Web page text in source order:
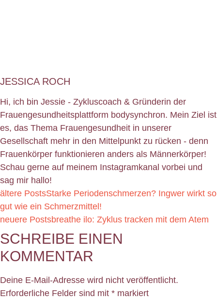
JESSICA ROCH
Hi, ich bin Jessie - Zykluscoach & Gründerin der
Frauengesundheitsplattform bodysynchron. Mein Ziel ist
es, das Thema Frauengesundheit in unserer
Gesellschaft mehr in den Mittelpunkt zu rücken - denn
Frauenkörper funktionieren anders als Männerkörper!
Schau gerne auf meinem Instagramkanal vorbei und
sag mir hallo!
ältere PostsStarke Periodenschmerzen? Ingwer wirkt so
gut wie ein Schmerzmittel!
neuere Postsbreathe ilo: Zyklus tracken mit dem Atem
SCHREIBE EINEN
KOMMENTAR
Deine E-Mail-Adresse wird nicht veröffentlicht.
Erforderliche Felder sind mit * markiert